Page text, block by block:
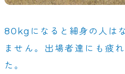
80kgになると細身の人は
ません。出場者達にも疲
た。